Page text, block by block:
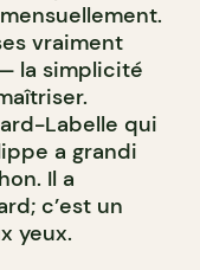
vraiment
la simplicité
Labelle qui
a grandi
Il a
c’est un
yeux.